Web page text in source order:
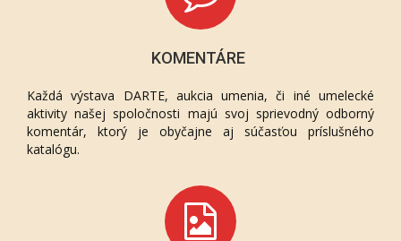
KOMENTÁRE
Každá výstava DARTE, aukcia umenia, či iné umelecké
aktivity našej spoločnosti majú svoj sprievodný odborný
komentár, ktorý je obyčajne aj súčasťou príslušného
katalógu.